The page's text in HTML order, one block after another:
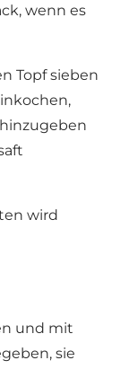
wenn es
Topf sieben
wird
und mit
sie